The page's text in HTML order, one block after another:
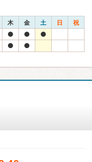
木 金 土 日 祝